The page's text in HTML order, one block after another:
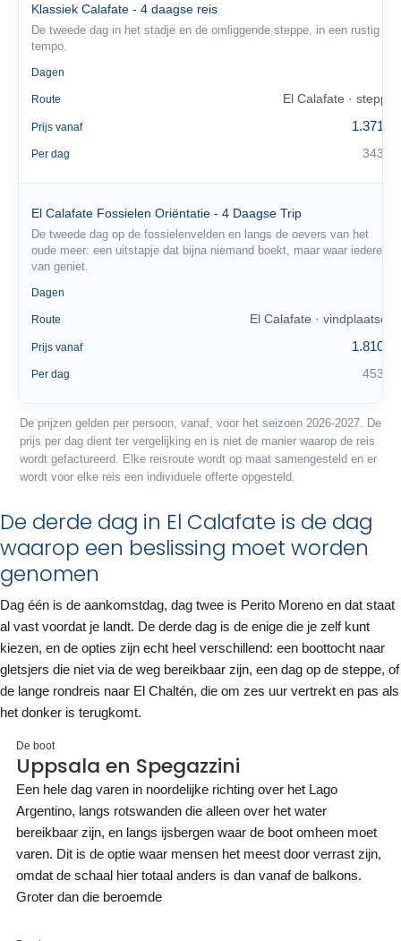
Klassiek Calafate - 4 daagse reis
De tweede dag in het stadje en de omliggende steppe, in een rustig
tempo.
Dagen
Route El Calafate · steppe
Prijs vanaf 1.371 €
Per dag 343 €
El Calafate Fossielen Oriëntatie - 4 Daagse Trip
De tweede dag op de fossielenvelden en langs de oevers van het
oude meer: een uitstapje dat bijna niemand boekt, maar waar iedereen
van geniet.
Dagen
Route El Calafate · vindplaatsen
Prijs vanaf 1.810 €
Per dag 453 €
De prijzen gelden per persoon, vanaf, voor het seizoen 2026-2027. De
prijs per dag dient ter vergelijking en is niet de manier waarop de reis
wordt gefactureerd. Elke reisroute wordt op maat samengesteld en er
wordt voor elke reis een individuele offerte opgesteld.
De derde dag in El Calafate is de dag
waarop een beslissing moet worden
genomen
Dag één is de aankomstdag, dag twee is Perito Moreno en dat staat
al vast voordat je landt. De derde dag is de enige die je zelf kunt
kiezen, en de opties zijn echt heel verschillend: een boottocht naar
gletsjers die niet via de weg bereikbaar zijn, een dag op de steppe, of
de lange rondreis naar El Chaltén, die om zes uur vertrekt en pas als
het donker is terugkomt.
De boot
Uppsala en Spegazzini
Een hele dag varen in noordelijke richting over het Lago
Argentino, langs rotswanden die alleen over het water
bereikbaar zijn, en langs ijsbergen waar de boot omheen moet
varen. Dit is de optie waar mensen het meest door verrast zijn,
omdat de schaal hier totaal anders is dan vanaf de balkons.
Groter dan die beroemde